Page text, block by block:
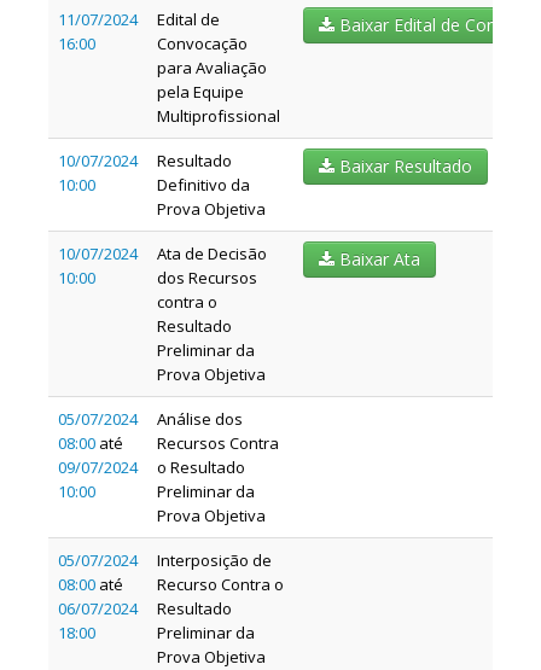
11/07/2024
16:00
Edital de
Convocação
para Avaliação
pela Equipe
Multiprofissional
Baixar Edital de
10/07/2024
10:00
Resultado
Definitivo da
Prova Objetiva
Baixar Resultado
10/07/2024
10:00
Ata de Decisão
dos Recursos
contra o
Resultado
Preliminar da
Prova Objetiva
Baixar Ata
05/07/2024
08:00 até
09/07/2024
10:00
Análise dos
Recursos Contra
o Resultado
Preliminar da
Prova Objetiva
05/07/2024
08:00 até
06/07/2024
18:00
Interposição de
Recurso Contra o
Resultado
Preliminar da
Prova Objetiva